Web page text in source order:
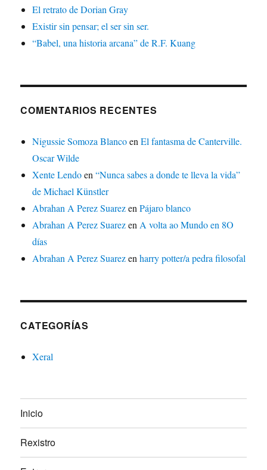
El retrato de Dorian Gray
Existir sin pensar; el ser sin ser.
“Babel, una historia arcana” de R.F. Kuang
COMENTARIOS RECENTES
Nigussie Somoza BlancoenEl fantasma de Canterville.
Oscar Wilde
Xente Lendoen“Nunca sabes a donde te lleva la vida”
de Michael Künstler
Abrahan A Perez SuarezenPájaro blanco
Abrahan A Perez Suarezen A volta ao Mundo en 8O
días
Abrahan A Perez Suarezenharry potter/a pedra filosofal
CATEGORÍAS
Xeral
Inicio
Rexistro